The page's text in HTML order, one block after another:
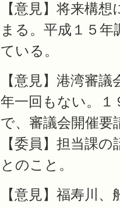
【意見】将来構
まる。平成１５
ている。
【意見】港湾審
年一回もない。
で、審議会開催要
【委員】担当課
とのこと。
【意見】福寿川